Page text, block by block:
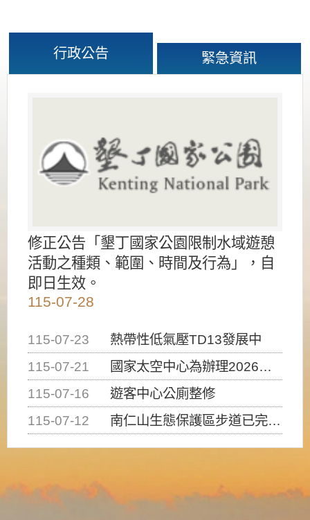
行政公告 緊急資訊
修正公告「墾丁國家公園限制水域遊憩
活動之種類、範圍、時間及行為」，自
即日生效。
115-07-28
115-07-23
熱帶性低氣壓TD13發展中
115-07-21
國家太空中心為辦理2026台灣盃火箭競賽，陸、海、空域警戒及協調相關事宜，因颱風備案事宜
115-07-16
遊客中心公廁整修
115-07-12
南仁山生態保護區步道已完成修復，自115年7月13日（星期一）起恢復開放入園，歡迎民眾依規定申請入園....